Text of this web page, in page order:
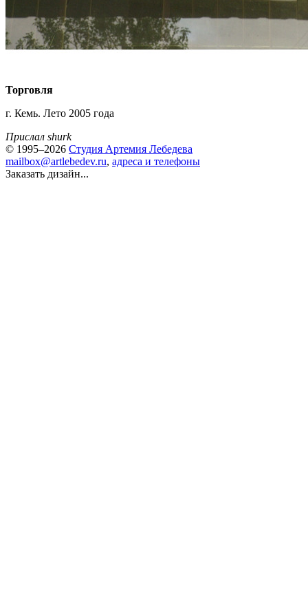
Торговля
г. Кемь. Лето 2005 года
Прислал shurk
© 1995–2026 Студия Артемия Лебедева
mailbox@artlebedev.ru, адреса и телефоны
Заказать дизайн...